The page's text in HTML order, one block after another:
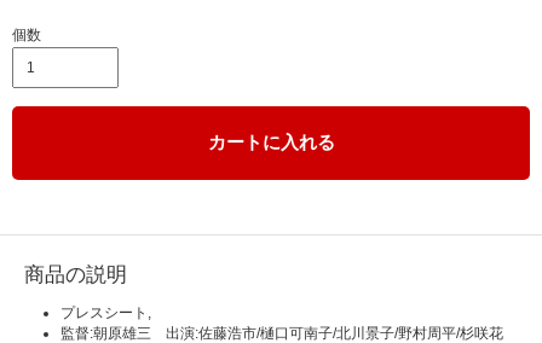
個数
カートに入れる
商品の説明
プレスシート,
監督:朝原雄三 出演:佐藤浩市/樋口可南子/北川景子/野村周平/杉咲花